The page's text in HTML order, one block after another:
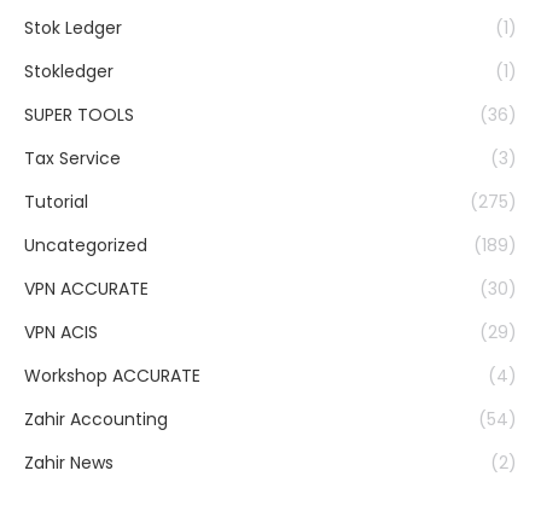
Stok Ledger
(1)
Stokledger
(1)
SUPER TOOLS
(36)
Tax Service
(3)
Tutorial
(275)
Uncategorized
(189)
VPN ACCURATE
(30)
VPN ACIS
(29)
Workshop ACCURATE
(4)
Zahir Accounting
(54)
Zahir News
(2)